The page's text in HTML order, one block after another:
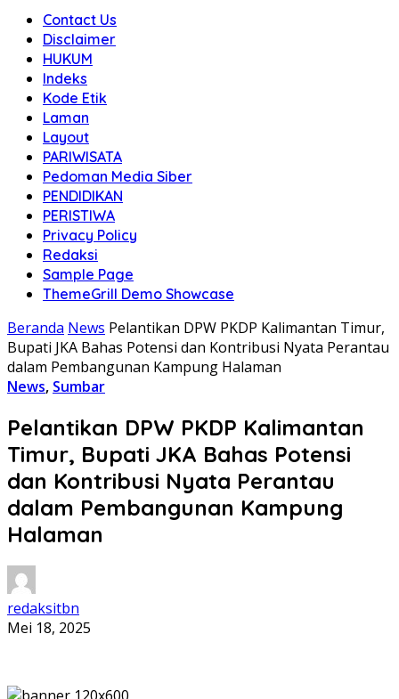
Contact Us
Disclaimer
HUKUM
Indeks
Kode Etik
Laman
Layout
PARIWISATA
Pedoman Media Siber
PENDIDIKAN
PERISTIWA
Privacy Policy
Redaksi
Sample Page
ThemeGrill Demo Showcase
Beranda News Pelantikan DPW PKDP Kalimantan Timur,
Bupati JKA Bahas Potensi dan Kontribusi Nyata Perantau
dalam Pembangunan Kampung Halaman
News, Sumbar
Pelantikan DPW PKDP Kalimantan
Timur, Bupati JKA Bahas Potensi
dan Kontribusi Nyata Perantau
dalam Pembangunan Kampung
Halaman
redaksitbn
Mei 18, 2025